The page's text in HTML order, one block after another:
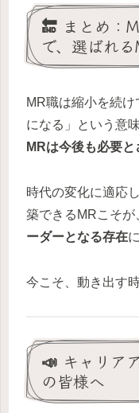
🔚 まとめ：
で、選ばれ
MR職は縮小を続
になる」という意
MRは今後も必要と
時代の変化に適応
築できるMRこそが
ーダーとなる存在
今こそ、動き出す時
📣 キャリア
の皆様へ